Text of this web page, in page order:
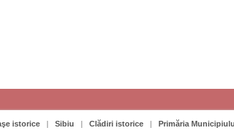
istorice | Sibiu | Clădiri istorice | Primăria